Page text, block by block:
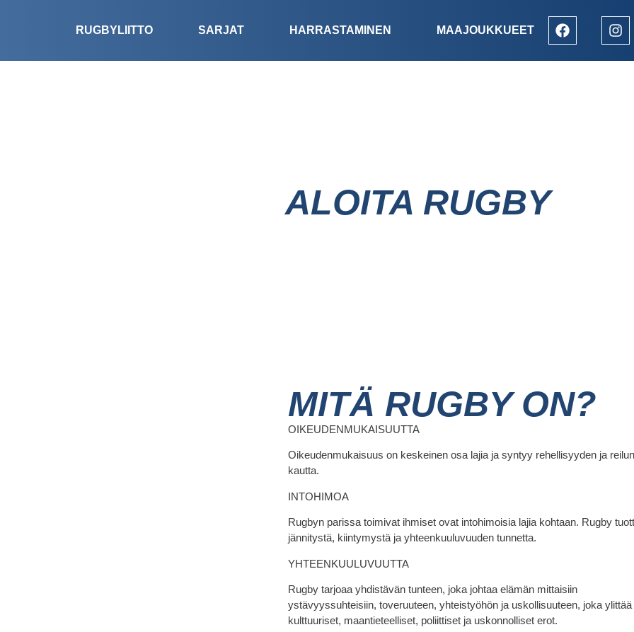
RUGBYLIITTO SARJAT HARRASTAMINEN MAAJOUKKUEET
ALOITA RUGBY
MITÄ RUGBY ON?
OIKEUDENMUKAISUUTTA
Oikeudenmukaisuus on keskeinen osa lajia ja syntyy rehellisyyden ja
kautta.
INTOHIMOA
Rugbyn parissa toimivat ihmiset ovat intohimoisia lajia kohtaan. Rugby
jännitystä, kiintymystä ja yhteenkuuluvuuden tunnetta.
YHTEENKUULUVUUTTA
Rugby tarjoaa yhdistävän tunteen, joka johtaa elämän mittaisiin
ystävyyssuhteisiin, toveruuteen, yhteistyöhön ja uskollisuuteen, joka ylittää
kulttuuriset, maantieteelliset, poliittiset ja uskonnolliset erot.